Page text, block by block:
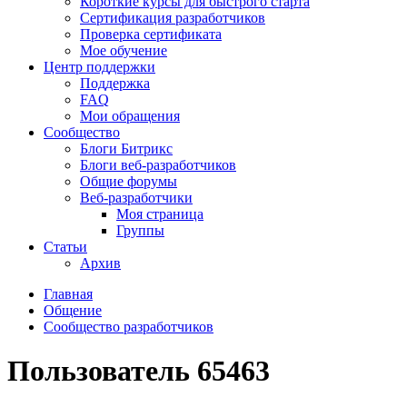
Сертификация разработчиков
Проверка сертификата
Мое обучение
Центр поддержки
Поддержка
FAQ
Мои обращения
Сообщество
Блоги Битрикс
Блоги веб-разработчиков
Общие форумы
Веб-разработчики
Моя страница
Группы
Статьи
Архив
Главная
Общение
Сообщество разработчиков
Пользователь 65463